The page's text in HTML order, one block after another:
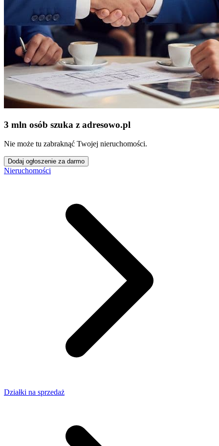
3 mln osób szuka z adresowo.pl
Nie może tu zabraknąć Twojej nieruchomości.
Dodaj ogłoszenie za darmo
Nieruchomości
Działki na sprzedaż